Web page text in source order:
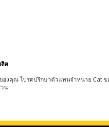
ต
งคุณ โปรดปรึกษาตัวแทนจำหน่าย
น